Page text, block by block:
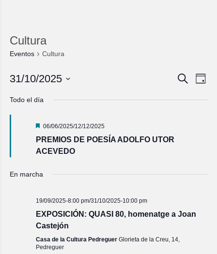
Cultura
Eventos Cultura
Buscar
de
de
Día
31/10/2025
fecha.
Todo el día
Destacado
06/06/2025/12/12/2025
PREMIOS DE POESÍA ADOLFO UTOR
ACEVEDO
En marcha
19/09/2025-8:00 pm/31/10/2025-10:00 pm
EXPOSICIÓN: QUASI 80, homenatge a Joan
Castejón
Casa de la Cultura Pedreguer Glorieta de la Creu, 14,
Pedreguer